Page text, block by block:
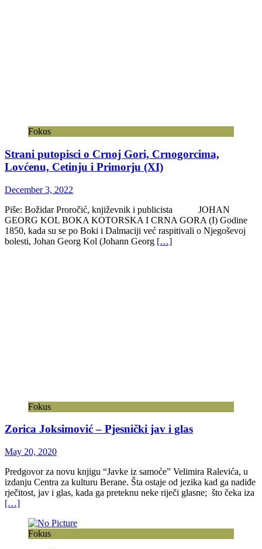
Fokus
Strani putopisci o Crnoj Gori, Crnogorcima,
Lovćenu, Cetinju i Primorju (XI)
December 3, 2022
Piše: Božidar Proročić, književnik i publicista JOHAN
GEORG KOL BOKA KOTORSKA I CRNA GORA (I) Godine
1850, kada su se po Boki i Dalmaciji već raspitivali o Njegoševoj
bolesti, Johan Georg Kol (Johann Georg […]
Fokus
Zorica Joksimović – Pjesnički jav i glas
May 20, 2020
Predgovor za novu knjigu “Javke iz samoće” Velimira Ralevića, u
izdanju Centra za kulturu Berane. Šta ostaje od jezika kad ga nadiđe
rječitost, jav i glas, kada ga preteknu neke riječi glasne; što čeka iza
[…]
Fokus